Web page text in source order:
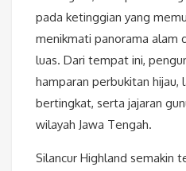
pada ketinggian yang
menikmati panorama alam
luas. Dari tempat ini,
hamparan perbukitan hijau,
bertingkat, serta jajaran
wilayah Jawa Tengah.
Silancur Highland semakin